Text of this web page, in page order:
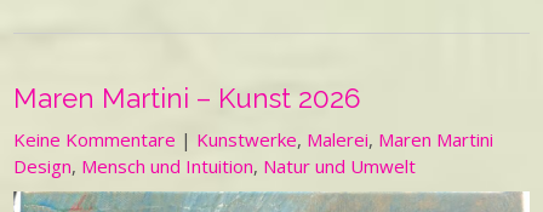
Maren Martini – Kunst 2026
Keine Kommentare | Kunstwerke, Malerei, Maren Martini
Design, Mensch und Intuition, Natur und Umwelt